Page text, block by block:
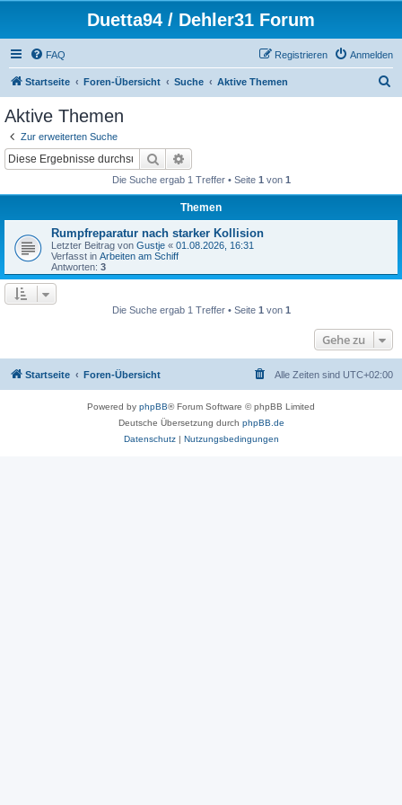
Duetta94 / Dehler31 Forum
FAQ Anmelden
Registrieren
Startseite Foren-Übersicht Suche Aktive Themen
Aktive Themen
Zur erweiterten Suche
Suche
Die Suche ergab 1 Treffer • Seite 1 von 1
Themen
Rumpfreparatur nach starker Kollision
Letzter Beitrag von Gustje « 01.08.2026, 16:31
Verfasst in Arbeiten am Schiff
Antworten: 3
Die Suche ergab 1 Treffer • Seite 1 von 1
Gehe zu
Startseite Foren-Übersicht Alle Zeiten sind UTC+02:00
Powered by phpBB® Forum Software © phpBB Limited
Deutsche Übersetzung durch phpBB.de
Datenschutz| Nutzungsbedingungen